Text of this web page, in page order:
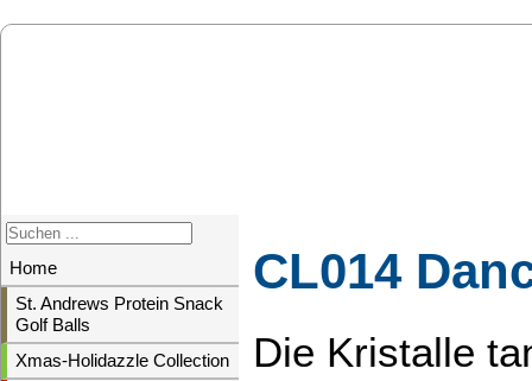
Home
St. Andrews Protein Snack
Golf Balls
Xmas-Holidazzle Collection
CL014
Die Kristalle